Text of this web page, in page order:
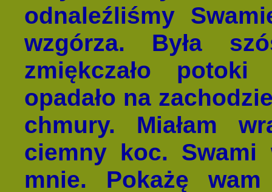
odnaleźliśmy
wzgórza. Była
zmiękczało
opadało na
chmury. Miałam
ciemny koc. Swami
mnie. Pokażę